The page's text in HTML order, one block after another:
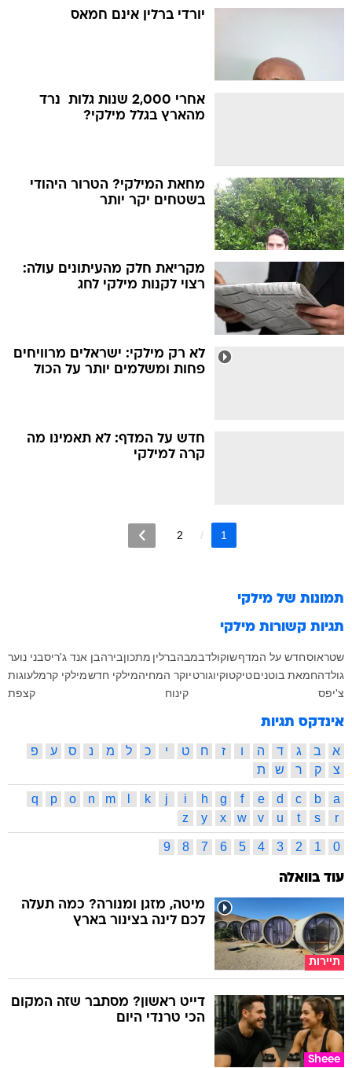
יורדי ברלין אינם חמאס
אחרי 2,000 שנות גלות  נרד
מהארץ בגלל מילקי?
מחאת המילקי? הטרור היהודי
בשטחים יקר יותר
מקריאת חלק מהעיתונים עולה:
רצוי לקנות מילקי לחג
לא רק מילקי: ישראלים מרוויחים
פחות ומשלמים יותר על הכול
חדש על המדף: לא תאמינו מה
קרה למילקי
1
2
תמונות של מילקי
תגיות קשורות מילקי
שטראוסחדש על המדףשוקולדבמבהברלין מתכוןבירהבן אנד ג'ריסבני נוער
גולדהחמאת בוטניםטיקטוקיוגורטיוקר המחיהמילקי חדשמילקי קרמלעוגות
צ'יפס
קינוח קצפת
אינדקס תגיות
א ב ג ד ה ו ז ח ט י כ ל מ נ ס ע
פ
צ
ק ר ש ת
a
b
c
d
e
f
g
h
i
j
k
m
n
o
p
q
r
s
t
u
v
w
x
y
z
0
1
2
3
4
5
6
7
8
9
עוד בוואלה
תיירות
מיטה, מזגן ומנורה? כמה תעלה
לכם לינה בצינור בארץ
Sheee
דייט ראשון? מסתבר שזה המקום
הכי טרנדי היום